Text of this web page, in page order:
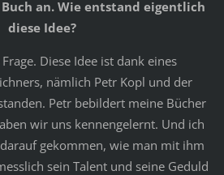
an. Wie entstand eigentlich
diese Idee?
Diese Idee ist dank eines
nämlich Petr Kopl und der
Petr bebildert meine Bücher
wir uns kennengelernt. Und ich
gekommen, wie man mit ihm
sein Talent und seine Geduld